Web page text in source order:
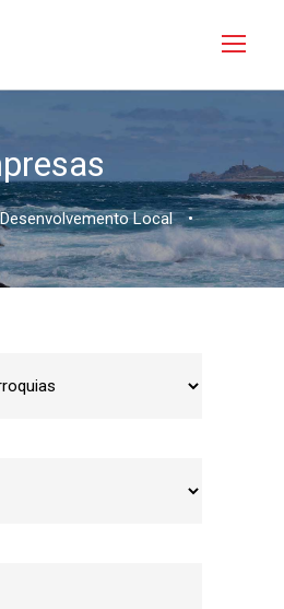
Local •